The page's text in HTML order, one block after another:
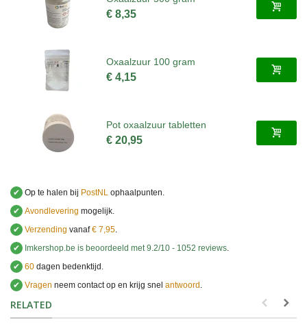
€ 8,35
Oxaalzuur 100 gram
€ 4,15
Pot oxaalzuur tabletten
€ 20,95
✔ Op te halen bij PostNL ophaalpunten.
✔ Avondlevering mogelijk.
✔ Verzending vanaf€ 7,95
✔
Imkershop.be is beoordeeld met 9.2/10 - 1052 reviews
✔ 60 dagen bedenktijd.
✔ Vragen neem contact op en krijg snel antwoord
RELATED